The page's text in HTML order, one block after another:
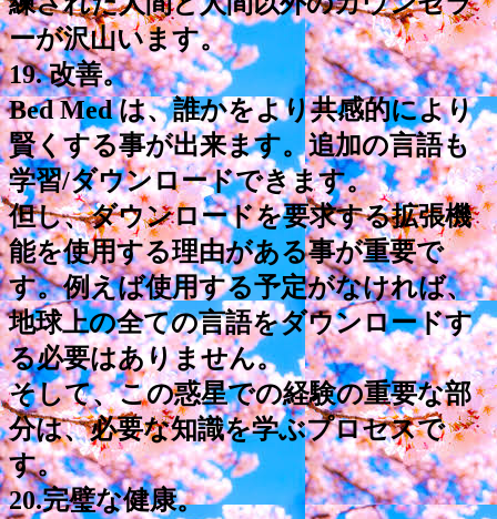
ーが沢山います。
19. 改善。
Bed Med は、誰かをより共感的により
賢くする事が出来ます。追加の言語も
学習/ダウンロードできます。
但し、ダウンロードを要求する拡張機
能を使用する理由がある事が重要で
す。例えば使用する予定がなければ、
地球上の全ての言語をダウンロードす
る必要はありません。
そして、この惑星での経験の重要な部
分は、必要な知識を学ぶプロセスで
す。
20.完璧な健康。